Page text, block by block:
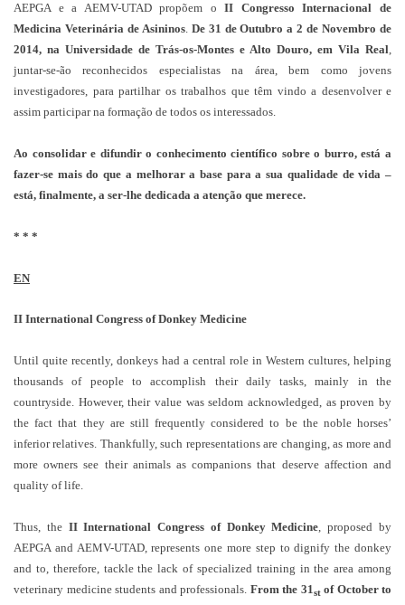
AEPGA e a AEMV-UTAD propõem oII Congresso Internacional de
Medicina Veterinária de Asininos. De 31 de Outubro a 2 de Novembro de
2014, na Universidade de Trás-os-Montes e Alto Douro, em Vila Real,
juntar-se-ão reconhecidos especialistas na área, bem como jovens
investigadores, para partilhar os trabalhos que têm vindo a desenvolver e
assim participar na formação de todos os interessados.
Ao consolidar e difundir o conhecimento científico sobre o burro, está a
fazer-se mais do que a melhorar a base para a sua qualidade de vida –
está, finalmente, a ser-lhe dedicada a atenção que merece.
* * *
EN
II International Congress of Donkey Medicine
Until quite recently, donkeys had a central role in Western cultures, helping
thousands of people to accomplish their daily tasks, mainly in the
countryside. However, their value was seldom acknowledged, as proven by
the fact that they are still frequently considered to be the noble horses’
inferior relatives. Thankfully, such representations are changing, as more and
more owners see their animals as companions that deserve affection and
quality of life.
Thus, the II International Congress of Donkey Medicine, proposed by
AEPGA and AEMV-UTAD, represents one more step to dignify the donkey
and to, therefore, tackle the lack of specialized training in the area among
veterinary medicine students and professionals. From the 31stof October to